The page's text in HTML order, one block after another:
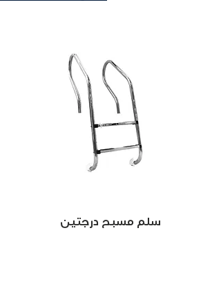
سلم مسبح درجتين